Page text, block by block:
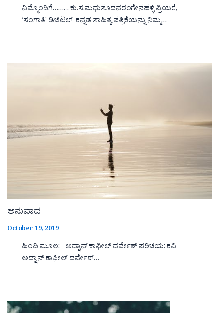
ನಿಮ್ಮೊಂದಿಗೆ……… ಕು.ಸ.ಮಧುಸೂದನರಂಗೇನಹಳ್ಳಿ ಪ್ರಿಯರೆ,
‘ಸಂಗಾತಿ’ ಡಿಜಿಟಲ್ ಕನ್ನಡ ಸಾಹಿತ್ಯ ಪತ್ರಿಕೆಯನ್ನು ನಿಮ್ಮ…
ಅನುವಾದ
October 19, 2019
ಹಿಂದಿ ಮೂಲ: ಅದ್ನಾನ್ ಕಾಫೀಲ್ ದರ್ವೇಶ್ ಪರಿಚಯ: ಕವಿ
ಅದ್ನಾನ್ ಕಾಫೀಲ್ ದರ್ವೇಶ್…